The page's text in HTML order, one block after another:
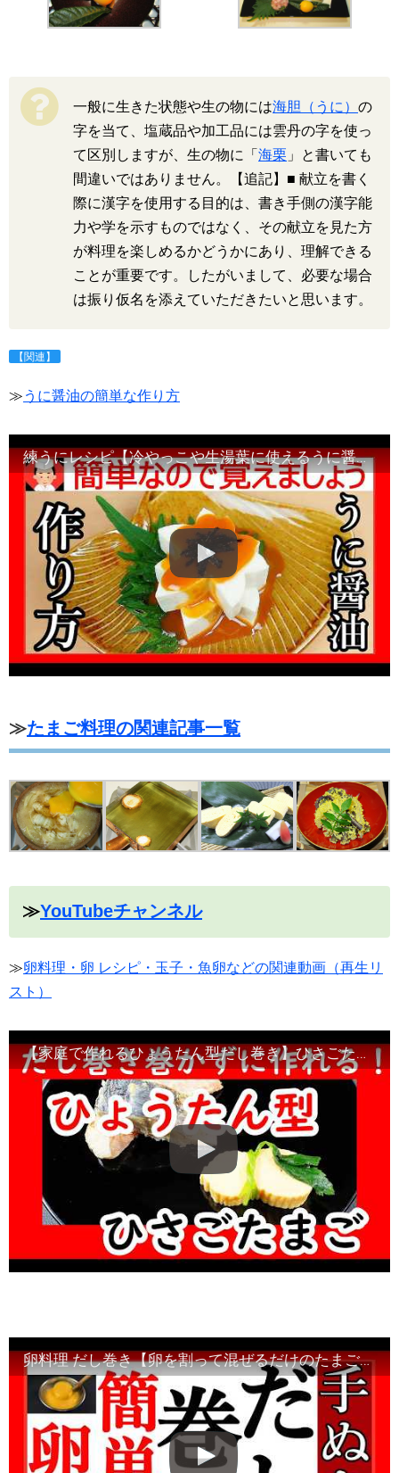
一般に生きた状態や生の物には海胆（うに） の
字を当て、塩蔵品や加工品には雲丹の字を使っ
て区別しますが、生の物に「 海栗 」と書いても
間違いではありません。【追記】■ 献立を書く
際に漢字を使用する目的は、書き手側の漢字能
力や学を示すものではなく、その献立を見た方
が料理を楽しめるかどうかにあり、理解できる
ことが重要です。したがいまして、必要な場合
は振り仮名を添えていただきたいと思います。
【関連】
≫ うに醤油の簡単な作り方
練うにレシピ【冷やっこや生湯葉に使えるうに醤油の作り方】基本調理と豆知識・Japanese food
≫たまご料理の関連記事一覧
≫YouTubeチャンネル
≫卵料理・卵 レシピ・玉子・魚卵などの関連動画（再生リ
スト）
【家庭で作れるひょうたん型だし巻き】ひさごたまごの作り方・Japanese food
卵料理 だし巻き【卵を割って混ぜるだけのたまご液の作り方】Japanese food